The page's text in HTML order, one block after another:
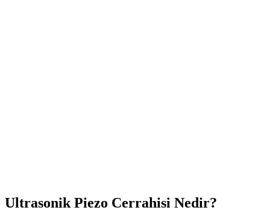
Ultrasonik Piezo Cerrahisi Nedir?